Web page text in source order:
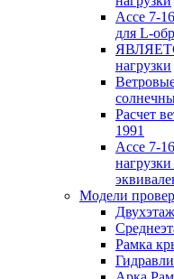
Ассе 7-
для L-
нагрузки
Расчет
1991
Ассе 7-
Модели
Рамка